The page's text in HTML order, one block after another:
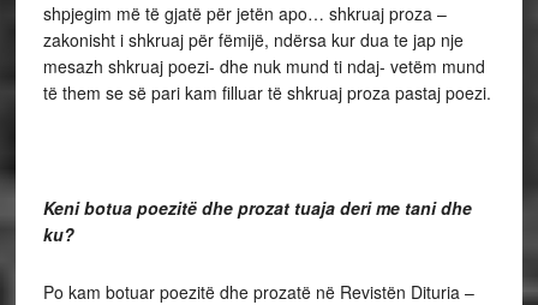
shpjegim më të gjatë për jetën apo… shkruaj proza –
zakonisht i shkruaj për fëmijë, ndërsa kur dua te jap nje
mesazh shkruaj poezi- dhe nuk mund ti ndaj- vetëm mund
të them se së pari kam filluar të shkruaj proza pastaj poezi.
Keni botua poezitë dhe prozat tuaja deri me tani dhe
ku?
Po kam botuar poezitë dhe prozatë në Revistën Dituria –